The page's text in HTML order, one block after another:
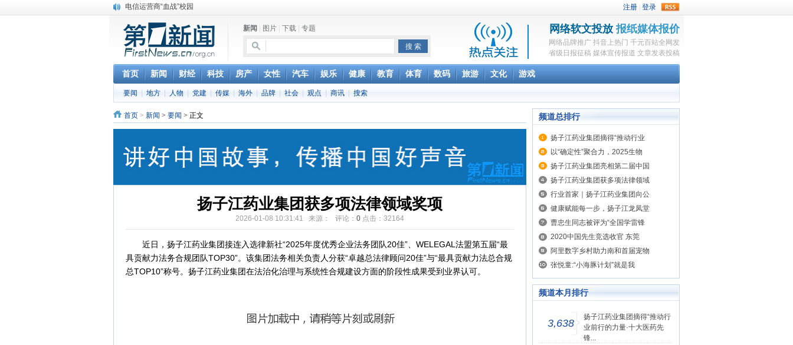
电信运营商“血战”校园
保健品也能吃出一身病? 康宝莱员工自揭多项家丑
煤价"跳水"电企利润"蹦高" 电煤联动亟待完善
苹果公司自建太阳能电厂为数据中心供电
吃饭、睡觉、黑人人？
网络电商和传统出版商的角逐：亚马逊停止接受Hachette所有图书订单
英国小猫因长得像希特勒遭袭 被扔垃圾左眼致盲
《中二病也想谈恋爱》女主角特报预告公开
《魔法科高校的劣等生》Drama DVD化决定
新闻 图片 下载 专题 网络软文投放 报纸媒体报价
网络品牌推广 抖音上热门 千元百站全网发
省级日报征稿 媒体宣传报道 文章发表投稿
首页 新闻 财经 科技 房产 女性 汽车 娱乐 健康 教育 体育 数码 旅游 文化 游戏
要闻 地方 人物 党建 传媒 海外 品牌 社会 观点 商讯 搜索
首页 > 新闻 > 要闻 > 正文
扬子江药业集团获多项法律领域奖项
2026-01-08 10:31:41 来源： 评论： 0 点击： 32164
近日，扬子江药业集团接连入选律新社“2025年度优秀企业法务团队20佳”、WELEGAL法盟第五届“最
具贡献力法务合规团队TOP30”。该集团法务相关负责人分获“卓越总法律顾问20佳”与“最具贡献力法总合规
总TOP10”称号。扬子江药业集团在法治化治理与系统性合规建设方面的阶段性成果受到业界认可。
频道总排行
扬子江药业集团摘得“推动行业
以“确定性”聚合力，2025生物
扬子江药业集团亮相第二届中国
扬子江药业集团获多项法律领域
行业首家｜扬子江药业集团向公
健康赋能每一步，扬子江龙凤堂
曹忠生同志被评为“全国学雷锋
2020中国先生竞选收官 东莞
阿里数字乡村助力南和首届宠物
张悦童:“小海豚计划”就是我
频道本月排行
3,638
扬子江药业集团摘得“推动行
业前行的力量·十大医药先
锋...